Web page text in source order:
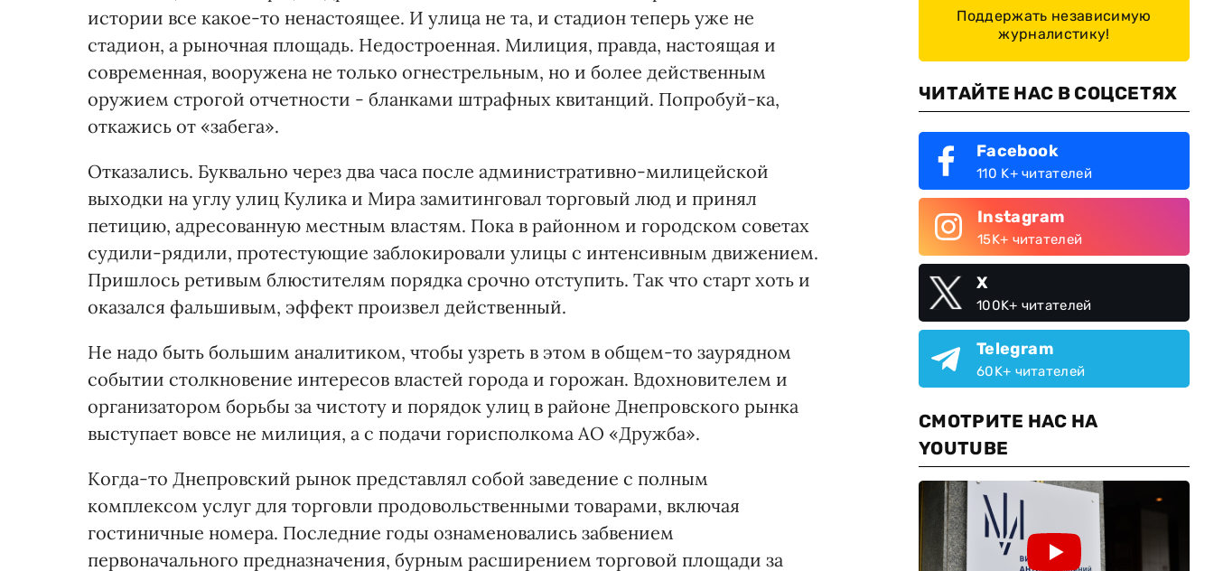
истории все какое-то ненастоящее. И улица не та, и стадион теперь уже не
стадион, а рыночная площадь. Недостроенная. Милиция, правда, настоящая и
современная, вооружена не только огнестрельным, но и более действенным
оружием строгой отчетности - бланками штрафных квитанций. Попробуй-ка,
откажись от «забега».
Отказались. Буквально через два часа после административно-милицейской
выходки на углу улиц Кулика и Мира замитинговал торговый люд и принял
петицию, адресованную местным властям. Пока в районном и городском советах
судили-рядили, протестующие заблокировали улицы с интенсивным движением.
Пришлось ретивым блюстителям порядка срочно отступить. Так что старт хоть и
оказался фальшивым, эффект произвел действенный.
Не надо быть большим аналитиком, чтобы узреть в этом в общем-то заурядном
событии столкновение интересов властей города и горожан. Вдохновителем и
организатором борьбы за чистоту и порядок улиц в районе Днепровского рынка
выступает вовсе не милиция, а с подачи горисполкома АО «Дружба».
Когда-то Днепровский рынок представлял собой заведение с полным
комплексом услуг для торговли продовольственными товарами, включая
гостиничные номера. Последние годы ознаменовались забвением
первоначального предназначения, бурным расширением торговой площади за
Поддержать независимую
журналистику!
ЧИТАЙТЕ НАС В СОЦСЕТЯХ
Facebook
110 K+ читателей
Instagram
15K+ читателей
X
100K+ читателей
Telegram
60K+ читателей
СМОТРИТЕ НАС НА
YOUTUBE